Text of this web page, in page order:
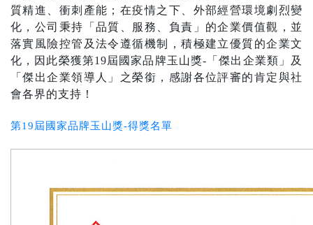
質精進、衝刺產能；在疫情之下、外部經營環境劇烈變
化，公司秉持「品質、服務、負責」的企業價值觀，並
落實風險控管及法令遵循機制，積極建立優質的企業文
化，因此榮獲第19屆國家品牌玉山獎-「傑出企業類」及
「傑出企業領導人」之榮銜，感謝各位評審的肯定與社
會各界的支持！
第19屆國家品牌玉山獎-得獎名單